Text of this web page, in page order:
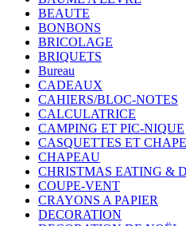
BEAUTE
BONBONS
BRICOLAGE
BRIQUETS
Bureau
CADEAUX
CAHIERS/BLOC-NOTES
CALCULATRICE
CAMPING ET PIC-NIQUE
CASQUETTES ET
CHAPEAU
CHRISTMAS EATING &
COUPE-VENT
CRAYONS A PAPIER
DECORATION